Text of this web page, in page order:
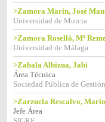
>Zamora Marín, José
Universidad de Murcia
>Zamora Roselló, Mª
Universidad de Málaga
>Zabala Albizua, Jabi
Área Técnica
Sociedad Pública de
>Zarzuela Rescalvo, Mario
Jefe Área